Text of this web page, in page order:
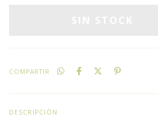
COMPARTIR
DESCRIPCIÓN